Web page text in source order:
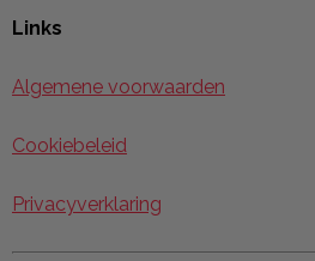
Links
Algemene voorwaarden
Cookiebeleid
Privacyverklaring